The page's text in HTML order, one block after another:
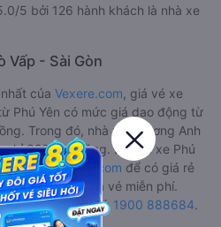
5 bởi 126 hành khách là nhà xe
Vấp - Sài Gòn
của Vexere.com , giá vé xe
Phú Yên có mức giá dao động từ
Trong đó, nhà xe Phương Anh
chỉ 320000 đồng. Đặt vé xe Phú
hãng tạiVexere.com để có giá rẻ
và hỗ trợ đổi trả vé miễn phí.
trả vé miễn phí: 1900 888684.